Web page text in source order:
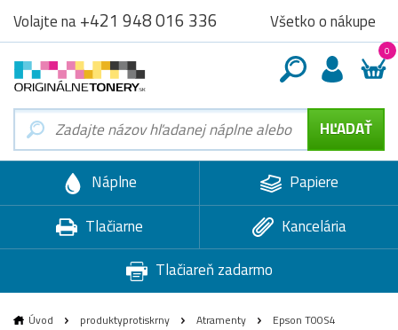
Volajte na+421 948 016 336 Všetko o nákupe
0
Náplne
Papiere
Tlačiarne
Kancelária
Tlačiareň zadarmo
Úvod produktyprotiskrny Atramenty
Epson T00S4